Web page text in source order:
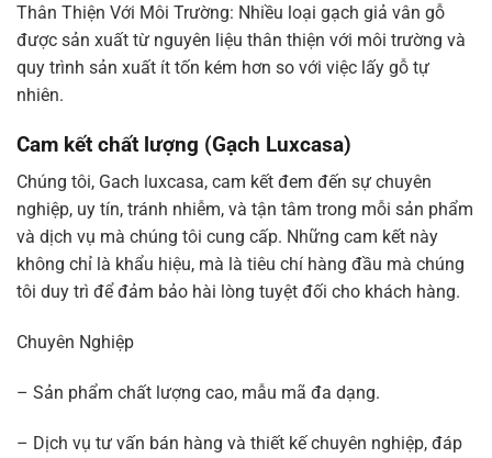
Thân Thiện Với Môi Trường: Nhiều loại gạch giả vân gỗ
được sản xuất từ nguyên liệu thân thiện với môi trường và
quy trình sản xuất ít tốn kém hơn so với việc lấy gỗ tự
nhiên.
Cam kết chất lượng (Gạch Luxcasa)
Chúng tôi, Gach luxcasa, cam kết đem đến sự chuyên
nghiệp, uy tín, tránh nhiễm, và tận tâm trong mỗi sản phẩm
và dịch vụ mà chúng tôi cung cấp. Những cam kết này
không chỉ là khẩu hiệu, mà là tiêu chí hàng đầu mà chúng
tôi duy trì để đảm bảo hài lòng tuyệt đối cho khách hàng.
Chuyên Nghiệp
– Sản phẩm chất lượng cao, mẫu mã đa dạng.
– Dịch vụ tư vấn bán hàng và thiết kế chuyên nghiệp, đáp